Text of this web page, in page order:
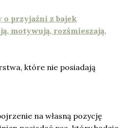
o przyjaźni z bajek
motywują, rozśmieszają,
które nie posiadają
na własną pozycję